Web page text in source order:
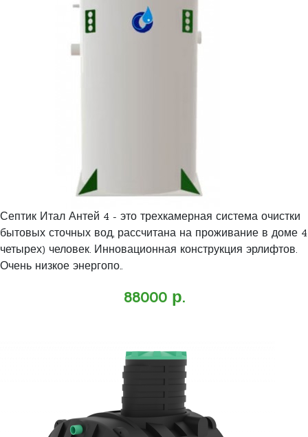
Септик Итал Антей 4 - это трехкамерная система очистки
бытовых сточных вод, рассчитана на проживание в доме 4
четырех) человек. Инновационная конструкция эрлифтов.
Очень низкое энергопо..
88000 р.